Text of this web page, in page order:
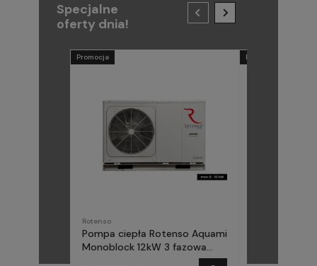
Specjalne
oferty dnia!
Rotenso
Pompa ciepła Rotenso Aquami
Monoblock 12kW 3 fazowa
Promocja Promocja